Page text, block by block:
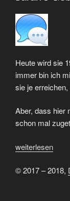
Heute wird sie
immer bin ich
sie je
Aber, dass hier
schon mal
„Sarah’s
nun
weiterlesen
© 2017 – 2018,